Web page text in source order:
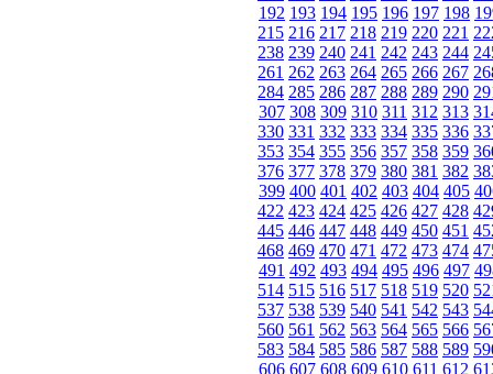
192 193 194 195 196 197 198
215 216 217 218 219 220 221
238 239 240 241 242 243 244
261 262 263 264 265 266 267
284 285 286 287 288 289 290
307 308 309 310 311 312 313
330 331 332 333 334 335 336
353 354 355 356 357 358 359
376 377 378 379 380 381 382
399 400 401 402 403 404 405
422 423 424 425 426 427 428
445 446 447 448 449 450 451
468 469 470 471 472 473 474
491 492 493 494 495 496 497
514 515 516 517 518 519 520
537 538 539 540 541 542 543
560 561 562 563 564 565 566
583 584 585 586 587 588 589
606 607 608 609 610 611 612